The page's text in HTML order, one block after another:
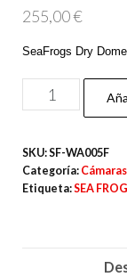
255,00€
SeaFrogs Dry
Frogs
150mm
WA005-
SKU:SF-WA005F
Categoría:
Etiqueta:SEA